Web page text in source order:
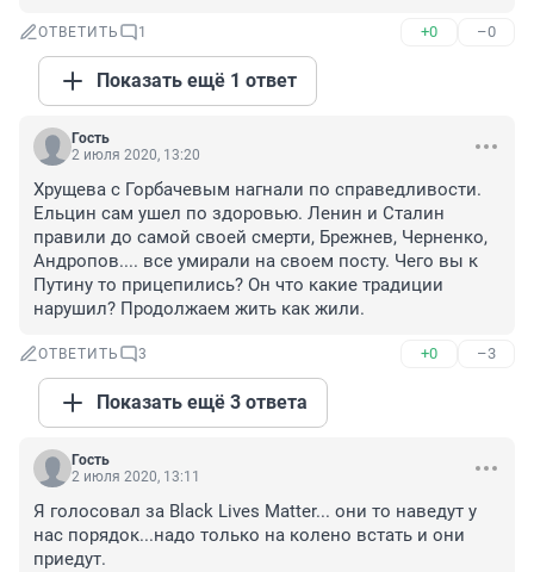
ОТВЕТИТЬ 1 +0 –0
Показать ещё 1 ответ
Гость
2 июля 2020, 13:20
Хрущева с Горбачевым нагнали по справедливости.
Ельцин сам ушел по здоровью. Ленин и Сталин
правили до самой своей смерти, Брежнев, Черненко,
Андропов.... все умирали на своем посту. Чего вы к
Путину то прицепились? Он что какие традиции
нарушил? Продолжаем жить как жили.
ОТВЕТИТЬ 3 +0 –3
Показать ещё 3 ответа
Гость
2 июля 2020, 13:11
Я голосовал за Black Lives Matter... они то наведут у
нас порядок...надо только на колено встать и они
приедут.